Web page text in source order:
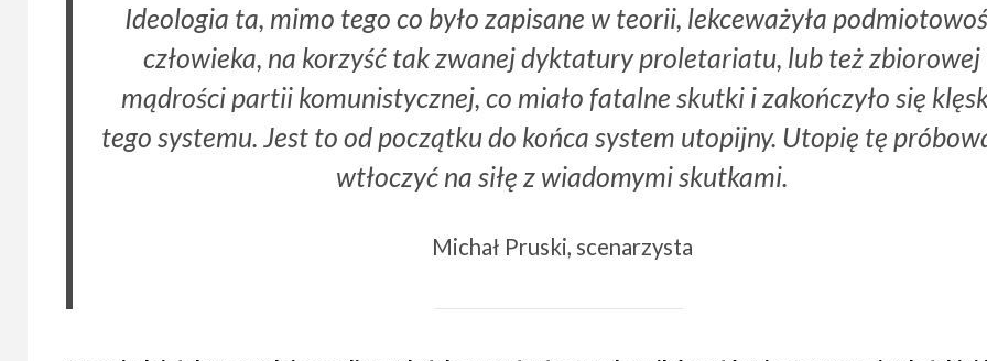
Ideologia ta, mimo tego co było zapisane w teorii, lekceważyła
człowieka, na korzyść tak zwanej dyktatury proletariatu, lub też zbiorowej
mądrości partii komunistycznej, co miało fatalne skutki i zakończyło się
tego systemu. Jest to od początku do końca system utopijny. Utopię tę
wtłoczyć na siłę z wiadomymi skutkami.
Michał Pruski, scenarzysta